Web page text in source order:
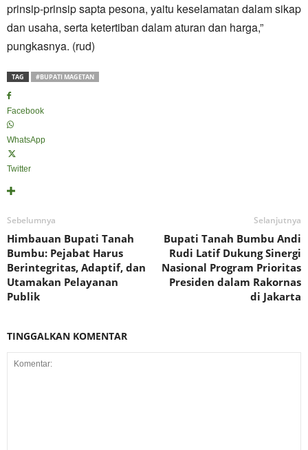
prinsip-prinsip sapta pesona, yaitu keselamatan dalam sikap
dan usaha, serta ketertiban dalam aturan dan harga,”
pungkasnya. (rud)
TAG #BUPATI MAGETAN
Facebook
WhatsApp
Twitter
Sebelumnya
Himbauan Bupati Tanah
Bumbu: Pejabat Harus
Berintegritas, Adaptif, dan
Utamakan Pelayanan
Publik
Selanjutnya
Bupati Tanah Bumbu Andi
Rudi Latif Dukung Sinergi
Nasional Program Prioritas
Presiden dalam Rakornas
di Jakarta
TINGGALKAN KOMENTAR